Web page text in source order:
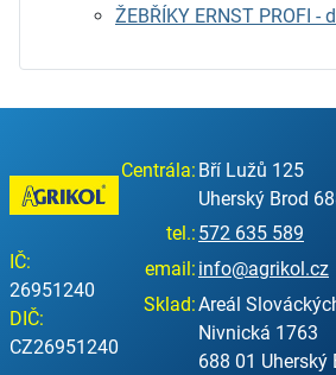
ŽEBŘÍKY ERNST PROFI -
IČ:
26951240
DIČ:
CZ26951240
Centrála: Bří Lužů 125
Uherský Brod
tel.: 572 635 589
email: info@agrikol.cz
Sklad:Areál
Nivnická 1763
688 01 Uherský